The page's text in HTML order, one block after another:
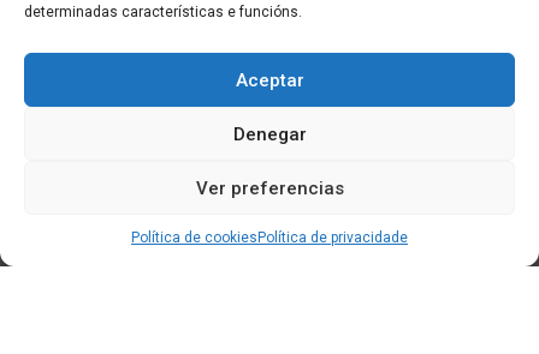
determinadas características e funcións.
Aceptar
Denegar
Ver preferencias
Política de cookies Política de privacidade